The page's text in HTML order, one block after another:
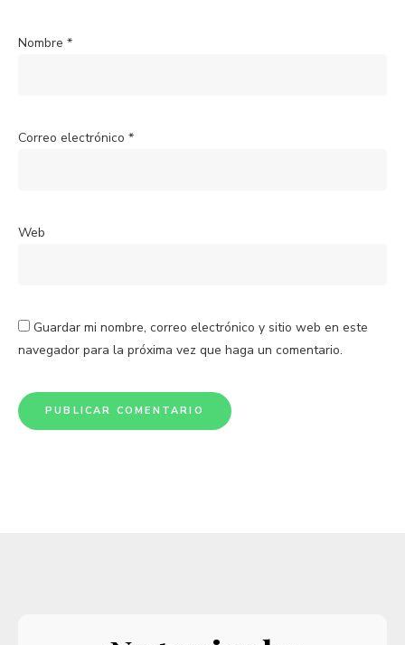
Nombre *
Correo electrónico *
Web
Guardar mi nombre, correo electrónico y sitio web en este
navegador para la próxima vez que haga un comentario.